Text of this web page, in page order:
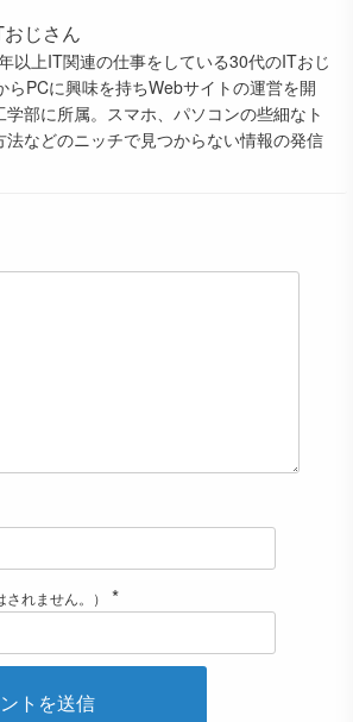
じさん
以上IT関連の仕事をしている30代のITおじ
らPCに興味を持ちWebサイトの運営を開
部に所属。スマホ、パソコンの些細なト
法などのニッチで見つからない情報の発信
れません。） *